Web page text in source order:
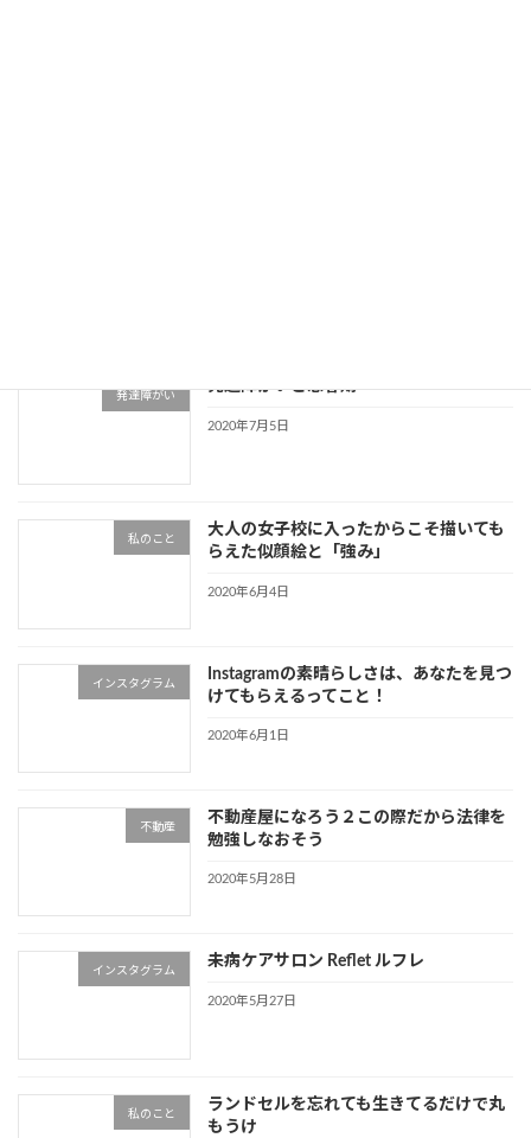
発達障がい
発達障がいと思春期
2020年7月5日
私のこと
大人の女子校に入ったからこそ描いても
らえた似顔絵と「強み」
2020年6月4日
インスタグラム
Instagramの素晴らしさは、あなたを見つ
けてもらえるってこと！
2020年6月1日
不動産
不動産屋になろう２この際だから法律を
勉強しなおそう
2020年5月28日
インスタグラム
未病ケアサロン Reflet ルフレ
2020年5月27日
私のこと
ランドセルを忘れても生きてるだけで丸
もうけ